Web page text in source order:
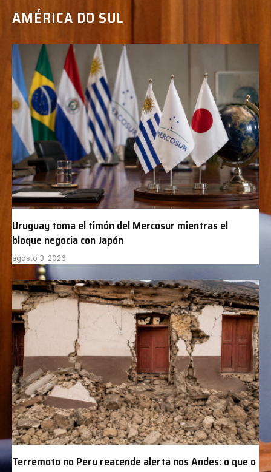
AMÉRICA DO SUL
Uruguay toma el timón del Mercosur mientras el
bloque negocia con Japón
agosto 3, 2026
Terremoto no Peru reacende alerta nos Andes: o que o